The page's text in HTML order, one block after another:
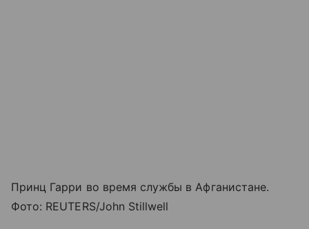
Принц Гарри во время службы в Афганистане.
Фото: REUTERS/John Stillwell